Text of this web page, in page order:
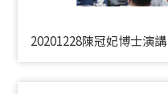
20201228陳冠妃博士演講